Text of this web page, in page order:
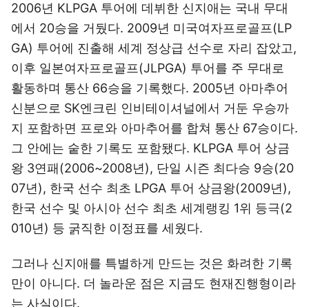
2006년 KLPGA 투어에 데뷔한 신지애는 국내 무대
에서 20승을 거뒀다. 2009년 미국여자프로골프(LP
GA) 투어에 진출해 세계 정상급 선수로 자리 잡았고,
이후 일본여자프로골프(JLPGA) 투어를 주 무대로
활동하며 통산 66승을 기록했다. 2005년 아마추어
신분으로 SK엔크린 인비테이셔널에서 거둔 우승까
지 포함하면 프로와 아마추어를 합쳐 통산 67승이다.
그 안에는 숱한 기록도 포함됐다. KLPGA 투어 상금
왕 3연패(2006~2008년), 단일 시즌 최다승 9승(20
07년), 한국 선수 최초 LPGA 투어 상금왕(2009년),
한국 선수 및 아시아 선수 최초 세계랭킹 1위 등극(2
010년) 등 굵직한 이정표를 세웠다.
그러나 신지애를 특별하게 만드는 것은 화려한 기록
만이 아니다. 더 놀라운 점은 지금도 현재진행형이라
는 사실이다.